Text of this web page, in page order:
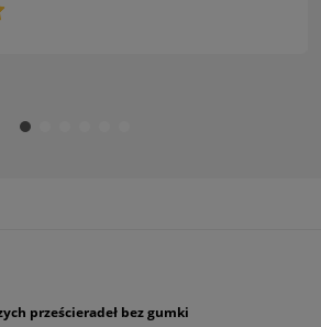
prześcieradeł bez gumki